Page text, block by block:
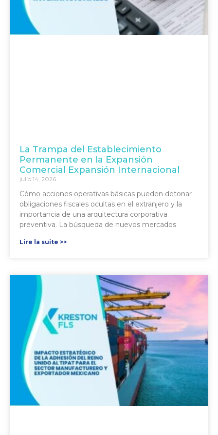
La Trampa del Establecimiento
Permanente en la Expansión
Comercial Expansión Internacional
julio 14, 2026
Cómo acciones operativas básicas pueden detonar
obligaciones fiscales ocultas en el extranjero y la
importancia de una arquitectura corporativa
preventiva. La búsqueda de nuevos mercados
Lire la suite >>